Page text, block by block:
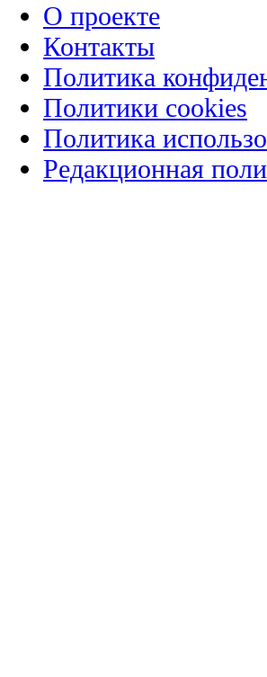
О проекте
Контакты
Политика
Политики cookies
Политика
Редакционная